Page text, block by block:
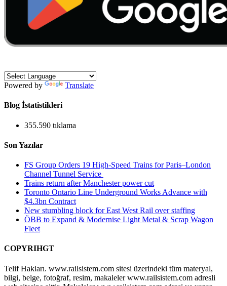
Powered by Translate
Blog İstatistikleri
355.590 tıklama
Son Yazılar
FS Group Orders 19 High-Speed Trains for Paris–London
Channel Tunnel Service
Trains return after Manchester power cut
Toronto Ontario Line Underground Works Advance with
$4.3bn Contract
New stumbling block for East West Rail over staffing
ÖBB to Expand & Modernise Light Metal & Scrap Wagon
Fleet
COPYRIHGT
Telif Hakları. www.railsistem.com sitesi üzerindeki tüm materyal,
bilgi, belge, fotoğraf, resim, makaleler www.railsistem.com adresli